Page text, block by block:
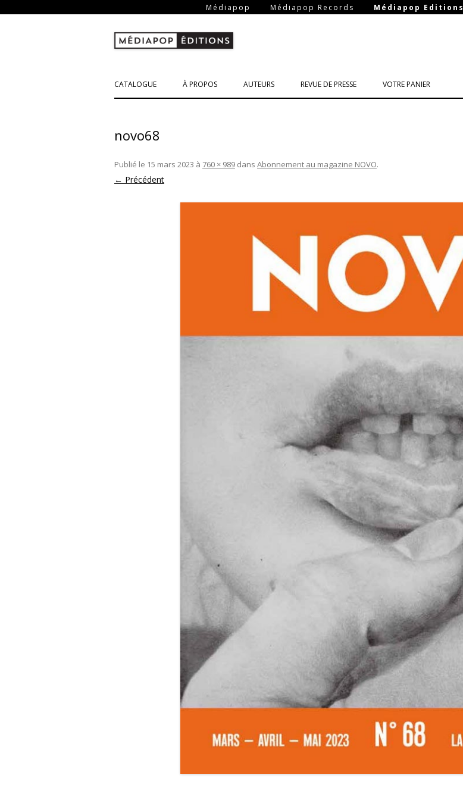
Médiapop Médiapop Records Médiapop Editions
au
CATALOGUE À PROPOS AUTEURS REVUE DE PRESSE VOTRE PANIER
novo68
Publié le 15 mars 2023 à 760 × 989 dans Abonnement au magazine NOVO.
← Précédent